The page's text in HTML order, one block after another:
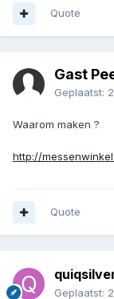
Quote
Gast
Geplaatst:
Waarom maken ?
http://
Quote
Geplaatst: